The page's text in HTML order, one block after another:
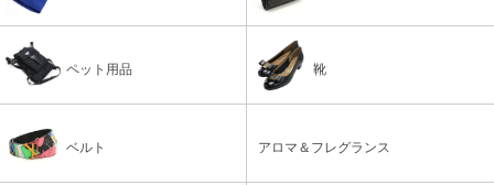
ペット用品 靴
ベルト アロマ＆フレグランス